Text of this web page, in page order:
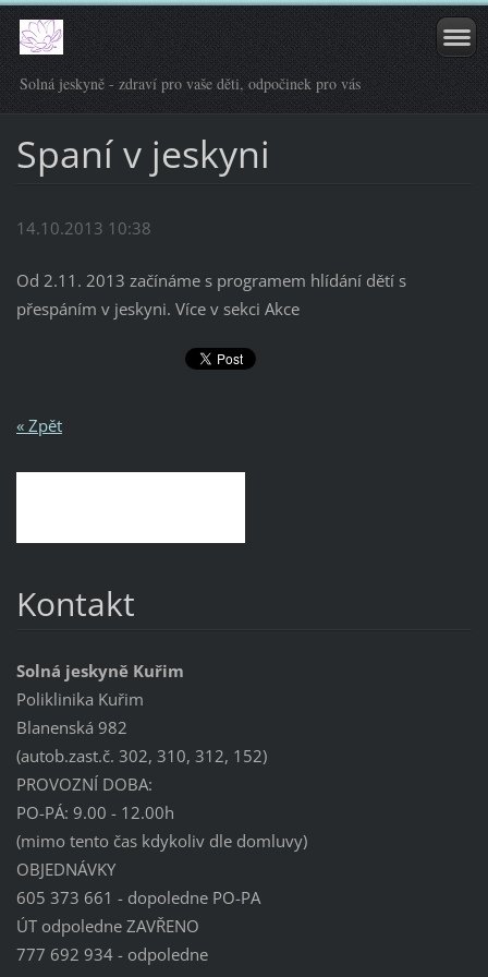
Solná jeskyně - zdraví pro vaše děti, odpočinek pro vás
Spaní v jeskyni
14.10.2013 10:38
Od 2.11. 2013 začínáme s programem hlídání dětí s
přespáním v jeskyni. Více v sekci Akce
« Zpět
Kontakt
Solná jeskyně Kuřim
Poliklinika Kuřim
Blanenská 982
(autob.zast.č. 302, 310, 312, 152)
PROVOZNÍ DOBA:
PO-PÁ: 9.00 - 12.00h
(mimo tento čas kdykoliv dle domluvy)
OBJEDNÁVKY
605 373 661 - dopoledne PO-PA
ÚT odpoledne ZAVŘENO
777 692 934 - odpoledne